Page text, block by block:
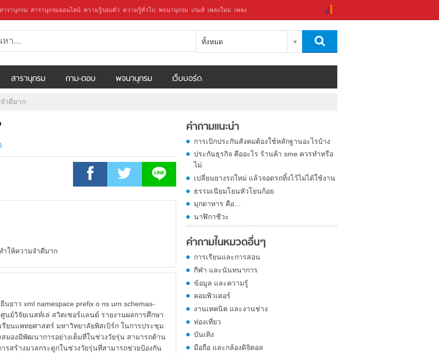
สารานุกรม สารานุกรมออนไลน์ ความรู้รอบตัว ความรู้ทั่วไป พจนานุกรม เกมส์ เพลงใหม่ เพลง
ทั้งหมด
สารานุกรม ถาม-ตอบ พจนานุกรม เว็บบอร์ด
ำดีมาก
ำให้ความจำดีมาก
ยาว xml namespace prefix o ns urn schemas-
เนสท์เล่ สวิตเซอร์แลนด์ รายงานผลการศึกษา
ยนแพทยศาสตร์ มหาวิทยาลัยพิสเบิร์ก ในการประชุม
สมองมีพัฒนาการอย่างเต็มที่ในช่วงวัยรุ่น สามารถต้าน
รสร้างมวลกระดูกในช่วงวัยรุ่นที่สามารถช่วยป้องกัน
คำถามแนะนำ
การเบิกประกันสังคมต้องใช้หลักฐานอะไรบ้าง
ประกันธุรกิจ คืออะไร ร้านค้า sme ควรทำหรือ
ไม่
เปลี่ยนยางรถใหม่ แล้วจอดรถทิ้งไว้ไม่ได้ใช้งาน
ธรรมเนียมโยนหัวโยนก้อย
มุกดาหาร คือ…
นาฬิกาชีวะ
คำถามในหมวดอื่นๆ
การเรียนและการสอน
กีฬา และนันทนาการ
ข้อมูล และความรู้
คอมพิวเตอร์
งานเทคนิค และงานช่าง
ท่องเที่ยว
บันเทิง
มือถือ และกล้องดิจิตอล